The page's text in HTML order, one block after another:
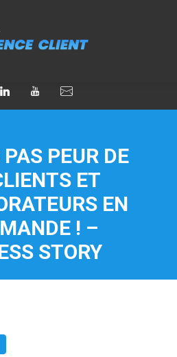
PAS PEUR DE
ET
EN
! –
STORY